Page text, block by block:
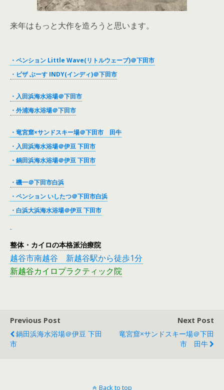
来年はもっと大作を造ろうと思います。
・ペンション Little Wave(リトルウェーブ)＠下田市
・ピザ ぶーす INDY(インディ)＠下田市
・入田浜海水浴場＠下田市
・外浦海水浴場＠下田市
・竜宮窟×サンドスキー場＠下田市 田牛
・入田浜海水浴場＠伊豆 下田市
・鍋田浜海水浴場＠伊豆 下田市
・磯一＠下田市白浜
・ペンション いしたつ＠下田市白浜
・白浜大浜海水浴場＠伊豆 下田市
整体・カイロの本格派治療院
越谷市南越谷 新越谷駅から徒歩1分
新越谷カイロプラクティック院
Previous Post
鍋田浜海水浴場＠伊豆 下田
市
Next Post
竜宮窟×サンドスキー場＠下田
市 田牛
Back to top